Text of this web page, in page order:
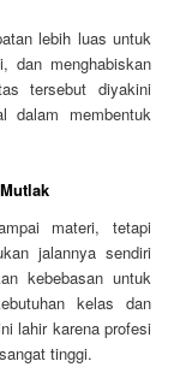
lebih luas untuk
dan menghabiskan
tersebut diyakini
dalam membentuk
materi, tetapi
jalannya sendiri
kebebasan untuk
kelas dan
lahir karena profesi
tinggi.